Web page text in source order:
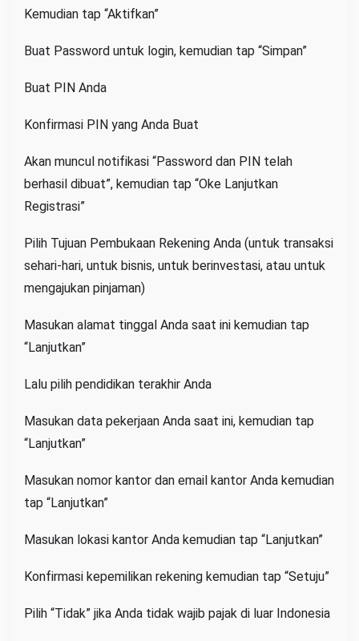
Kemudian tap “Aktifkan”
Buat Password untuk login, kemudian tap “Simpan”
Buat PIN Anda
Konfirmasi PIN yang Anda Buat
Akan muncul notifikasi “Password dan PIN telah
berhasil dibuat”, kemudian tap “Oke Lanjutkan
Registrasi”
Pilih Tujuan Pembukaan Rekening Anda (untuk transaksi
sehari-hari, untuk bisnis, untuk berinvestasi, atau untuk
mengajukan pinjaman)
Masukan alamat tinggal Anda saat ini kemudian tap
“Lanjutkan”
Lalu pilih pendidikan terakhir Anda
Masukan data pekerjaan Anda saat ini, kemudian tap
“Lanjutkan”
Masukan nomor kantor dan email kantor Anda kemudian
tap “Lanjutkan”
Masukan lokasi kantor Anda kemudian tap “Lanjutkan”
Konfirmasi kepemilikan rekening kemudian tap “Setuju”
Pilih “Tidak” jika Anda tidak wajib pajak di luar Indonesia